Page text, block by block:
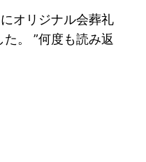
オリジナル会葬礼
。 ”何度も読み返